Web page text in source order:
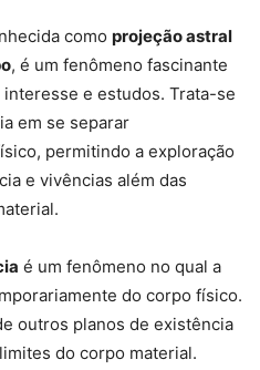
como projeção astral
, é um fenômeno fascinante
e estudos. Trata-se
em se separar
permitindo a exploração
e vivências além das
é um fenômeno no qual a
do corpo físico.
outros planos de existência
do corpo material.